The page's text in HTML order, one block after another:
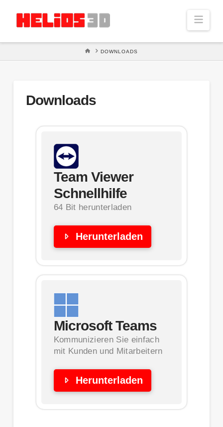
STARTSEITE
DOWNLOADS
Downloads
Team Viewer
Schnellhilfe
64 Bit herunterladen
Herunterladen
Microsoft Teams
Kommunizieren Sie einfach
mit Kunden und Mitarbeitern
Herunterladen